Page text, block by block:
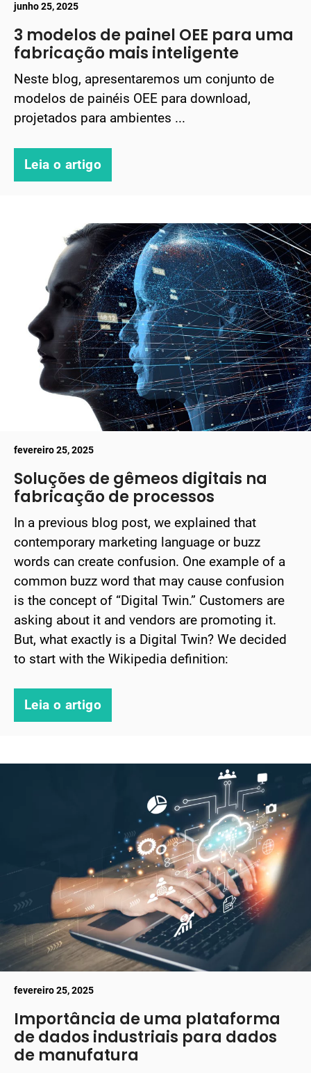
junho 25, 2025
3 modelos de painel OEE para uma
fabricação mais inteligente
Neste blog, apresentaremos um conjunto de
modelos de painéis OEE para download,
projetados para ambientes ...
Leia o artigo
fevereiro 25, 2025
Soluções de gêmeos digitais na
fabricação de processos
In a previous blog post, we explained that
contemporary marketing language or buzz
words can create confusion. One example of a
common buzz word that may cause confusion
is the concept of “Digital Twin.” Customers are
asking about it and vendors are promoting it.
But, what exactly is a Digital Twin? We decided
to start with the Wikipedia definition:
Leia o artigo
fevereiro 25, 2025
Importância de uma plataforma
de dados industriais para dados
de manufatura